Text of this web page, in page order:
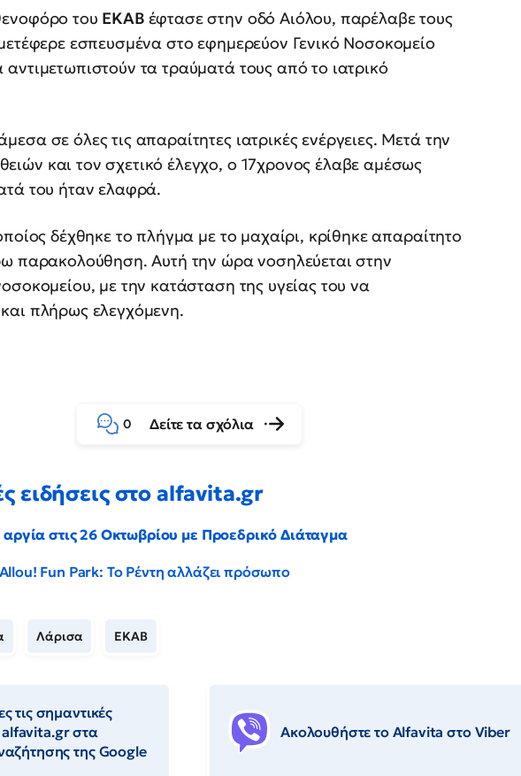
του ΕΚΑΒ έφτασε στην οδό Αιόλου, παρέλαβε τους
εσπευσμένα στο εφημερεύον Γενικό Νοσοκομείο
τα τραύματά τους από το ιατρικό
σε όλες τις απαραίτητες ιατρικές ενέργειες. Μετά την
και τον σχετικό έλεγχο, ο 17χρονος έλαβε αμέσως
του ήταν ελαφρά.
δέχθηκε το πλήγμα με το μαχαίρι, κρίθηκε απαραίτητο
παρακολούθηση. Αυτή την ώρα νοσηλεύεται στην
με την κατάσταση της υγείας του να
πλήρως ελεγχόμενη.
0 Δείτε τα σχόλια
ειδήσεις στο alfavita.gr
στις 26 Οκτωβρίου με Προεδρικό Διάταγμα
Allou! Fun Park: Το Ρέντη αλλάζει πρόσωπο
Λάρισα ΕΚΑΒ
τις σημαντικές
alfavita.gr στα
της Google
Ακολουθήστε το Αlfavita στο Viber